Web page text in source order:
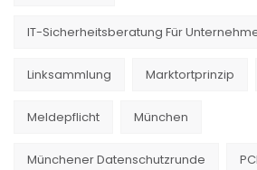
IT-Sicherheitsberatung Für
Linksammlung Marktortprinzip
Meldepflicht München
Münchener Datenschutzrunde